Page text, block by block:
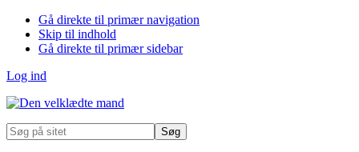
Gå direkte til primær navigation
Skip til indhold
Gå direkte til primær sidebar
Log ind
Søg
på